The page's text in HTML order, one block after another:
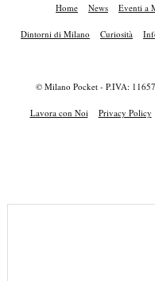
Home News Eventi a
Dintorni di Milano Curiosità
© Milano Pocket - P.IVA:
Lavora con Noi Privacy Policy